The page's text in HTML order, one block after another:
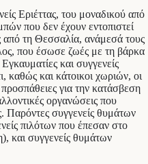
Εριέττας, του μοναδικού από
που δεν έχουν εντοπιστεί
από τη Θεσσαλία, ανάμεσά τους
που έσωσε ζωές με τη βάρκα
και συγγενείς
και κάτοικοι χωριών, οι
για την κατάσβεση
οργανώσεις που
Παρόντες συγγενείς θυμάτων
πιλότων που έπεσαν στο
και συγγενείς θυμάτων